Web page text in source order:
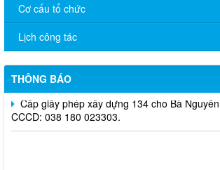
Cơ cấu tổ chức
Lịch công tác
THÔNG BÁO
Cấp giấy phép xây dựng 132 cho Ông Đào
036 067 012 608.
Quyết định 651/QĐ-UBND về việc cho phép
sử dụng đất bà Lê Thị Thu
Cấp giấy phép xây dựng 134 cho Bà
CCCD: 038 180 023303.